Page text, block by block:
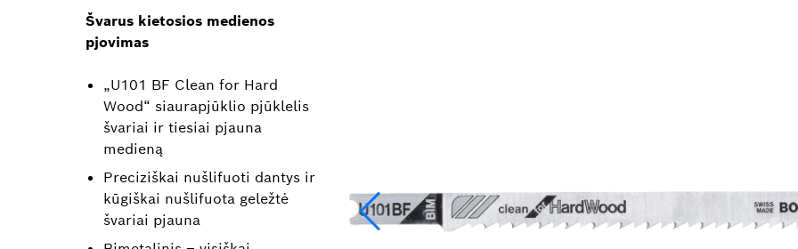
Švarus kietosios medienos
pjovimas
„U101 BF Clean for Hard
Wood“ siaurapjūklio pjūklelis
švariai ir tiesiai pjauna
medieną
Preciziškai nušlifuoti dantys ir
kūgiškai nušlifuota geležtė
švariai pjauna